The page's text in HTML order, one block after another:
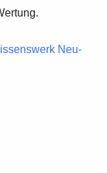
Neu-